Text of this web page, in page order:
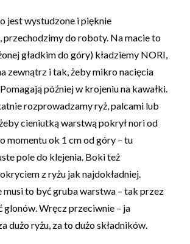
jest wystudzone i pięknie
przechodzimy do roboty. Na macie to
gładkim do góry) kładziemy NORI,
zewnątrz i tak, żeby mikro nacięcia
później w krojeniu na kawałki.
rozprowadzamy ryż, palcami lub
cieniutką warstwą pokrył nori od
momentu ok 1 cm od góry – tu
pole do klejenia. Boki też
z ryżu jak najdokładniej.
musi to być gruba warstwa – tak przez
glonów. Wręcz przeciwnie – ja
dużo ryżu, za to dużo składników.